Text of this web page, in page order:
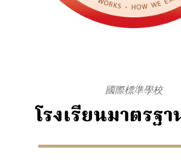
國際標準學校
โรงเรียนมาตรฐ